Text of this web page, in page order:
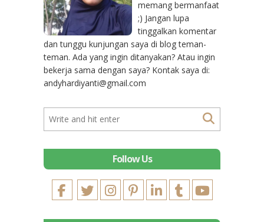
memang bermanfaat
;) Jangan lupa
tinggalkan komentar
dan tunggu kunjungan saya di blog teman-
teman. Ada yang ingin ditanyakan? Atau ingin
bekerja sama dengan saya? Kontak saya di:
andyhardiyanti@gmail.com
Follow Us